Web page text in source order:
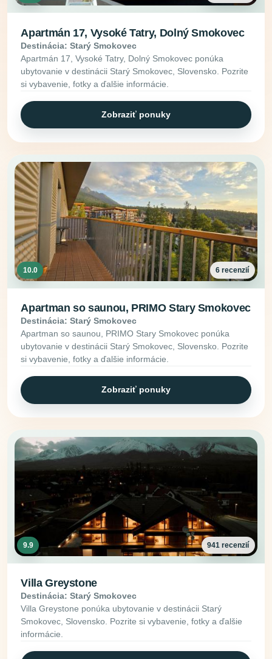
Apartmán 17, Vysoké Tatry, Dolný Smokovec
Destinácia: Starý Smokovec
Apartmán 17, Vysoké Tatry, Dolný Smokovec ponúka
ubytovanie v destinácii Starý Smokovec, Slovensko. Pozrite
si vybavenie, fotky a ďalšie informácie.
Zobraziť ponuky
10.0 6 recenzií
Apartman so saunou, PRIMO Stary Smokovec
Destinácia: Starý Smokovec
Apartman so saunou, PRIMO Stary Smokovec ponúka
ubytovanie v destinácii Starý Smokovec, Slovensko. Pozrite
si vybavenie, fotky a ďalšie informácie.
Zobraziť ponuky
9.9 941 recenzií
Villa Greystone
Destinácia: Starý Smokovec
Villa Greystone ponúka ubytovanie v destinácii Starý
Smokovec, Slovensko. Pozrite si vybavenie, fotky a ďalšie
informácie.